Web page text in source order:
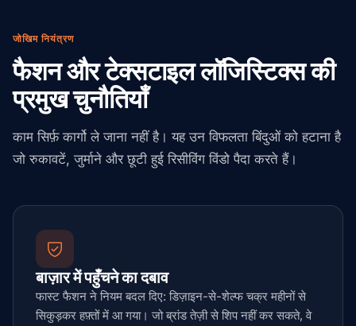
जोखिम नियंत्रण
फैशन और टेक्सटाइल लॉजिस्टिक्स की
प्रमुख चुनौतियाँ
काम सिर्फ़ कार्गो ले जाना नहीं है। यह उन विफलता बिंदुओं को हटाना है
जो रुकावटें, जुर्माने और छूटी हुई रिसीविंग विंडो पैदा करते हैं।
बाज़ार में पहुँचने का दबाव
फास्ट फैशन ने नियम बदल दिए: डिज़ाइन-से-शेल्फ चक्र महीनों से
सिकुड़कर हफ़्तों में आ गया। जो ब्रांड तेज़ी से शिप नहीं कर सकते, वे